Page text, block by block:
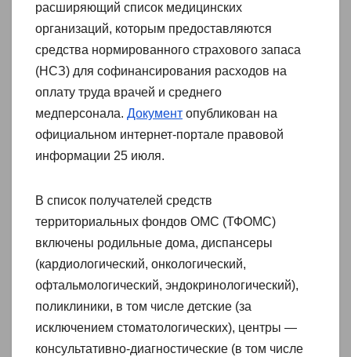
расширяющий список медицинских
организаций, которым предоставляются
средства нормированного страхового запаса
(НСЗ) для софинансирования расходов на
оплату труда врачей и среднего
медперсонала. Документ опубликован на
официальном интернет-портале правовой
информации 25 июля.
В список получателей средств
территориальных фондов ОМС (ТФОМС)
включены родильные дома, диспансеры
(кардиологический, онкологический,
офтальмологический, эндокринологический),
поликлиники, в том числе детские (за
исключением стоматологических), центры —
консультативно-диагностические (в том числе